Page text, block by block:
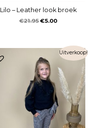
Lilo – Leather look broek
€21.95 €5.00
Uitverkoop!